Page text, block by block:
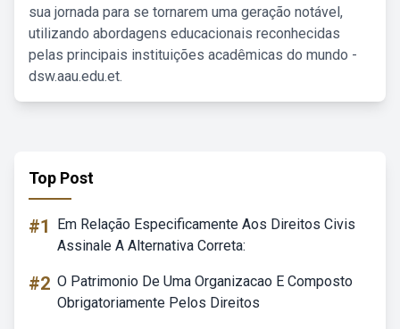
sua jornada para se tornarem uma geração notável,
utilizando abordagens educacionais reconhecidas
pelas principais instituições acadêmicas do mundo -
dsw.aau.edu.et.
Top Post
#1
Em Relação Especificamente Aos Direitos Civis
Assinale A Alternativa Correta:
#2 O Patrimonio De Uma Organizacao E Composto
Obrigatoriamente Pelos Direitos